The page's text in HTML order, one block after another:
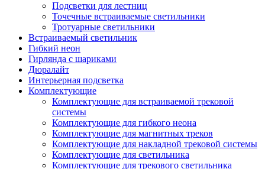
Подсветки для лестниц
Точечные встраиваемые светильники
Тротуарные светильники
Встраиваемый светильник
Гибкий неон
Гирлянда с шариками
Дюралайт
Интерьерная подсветка
Комплектующие
Комплектующие для встраиваемой трековой
системы
Комплектующие для гибкого неона
Комплектующие для магнитных треков
Комплектующие для накладной трековой системы
Комплектующие для светильника
Комплектующие для трекового светильника